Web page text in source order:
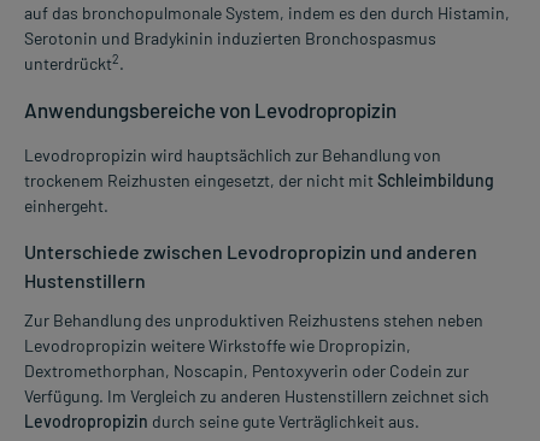
auf das bronchopulmonale System, indem es den durch Histamin,
Serotonin und Bradykinin induzierten Bronchospasmus
unterdrückt2.
Anwendungsbereiche von Levodropropizin
Levodropropizin wird hauptsächlich zur Behandlung von
trockenem Reizhusten eingesetzt, der nicht mitSchleimbildung
einhergeht.
Unterschiede zwischen Levodropropizin und anderen
Hustenstillern
Zur Behandlung des unproduktiven Reizhustens stehen neben
Levodropropizin weitere Wirkstoffe wie Dropropizin,
Dextromethorphan, Noscapin, Pentoxyverin oder Codein zur
Verfügung. Im Vergleich zu anderen Hustenstillern zeichnet sich
Levodropropizin durch seine gute Verträglichkeit aus.